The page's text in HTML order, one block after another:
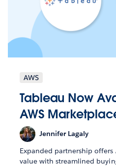
AWS
Tableau Now
AWS
Jennifer Lagaly
Expanded partnership offers
value with streamlined